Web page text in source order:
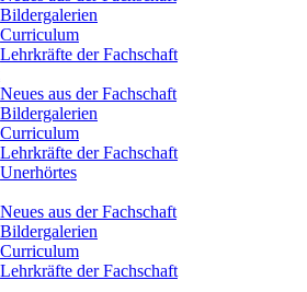
Bildergalerien
Curriculum
Lehrkräfte der Fachschaft
Neues aus der Fachschaft
Bildergalerien
Curriculum
Lehrkräfte der Fachschaft
Unerhörtes
Neues aus der Fachschaft
Bildergalerien
Curriculum
Lehrkräfte der Fachschaft